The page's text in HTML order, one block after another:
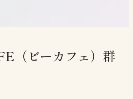
（ビーカフェ）群